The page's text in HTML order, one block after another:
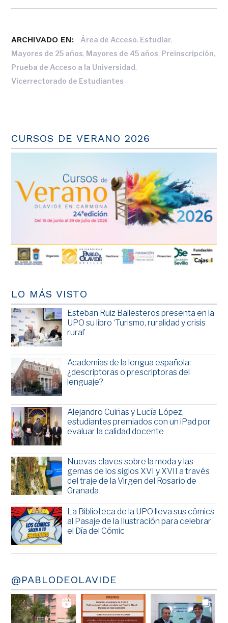
ARCHIVADO EN: Área de Acceso, Estudiar,
Mayores de 25 años, Mayores de 45 años, Preinscripción,
Prueba de Acceso a la Universidad,
Vicerrectorado de Estudiantes
CURSOS DE VERANO 2026
LO MÁS VISTO
Esteban Ruiz Ballesteros presenta en la
UPO su libro ‘Turismo, ruralidad y crisis
rural’
Academias de la lengua española:
¿descriptoras o prescriptoras del
lenguaje?
Alejandro Cuiñas y Lucía López,
estudiantes premiados con un iPad por
evaluar la calidad docente
Nuevas claves sobre la moda y las
gemas de los siglos XVI y XVII a través
del traje de la Virgen del Rosario de
Granada
La Biblioteca de la UPO lleva sus cómics
al Pasaje de la Ilustración para celebrar
el Día del Cómic
@PABLODEOLAVIDE